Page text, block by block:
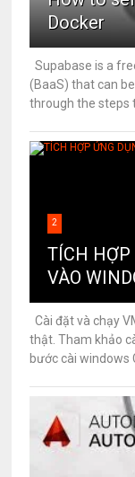
Docker
Supabase is a
(BaaS) that can
through the steps
2
TÍCH HỢP
VÀO
Cài đặt và chạy
thật. Tham khảo
bước cài windows